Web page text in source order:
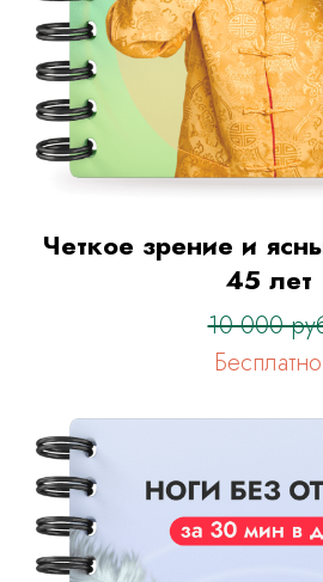
Четкое зрение и
45 лет
10 000
Бесплатно